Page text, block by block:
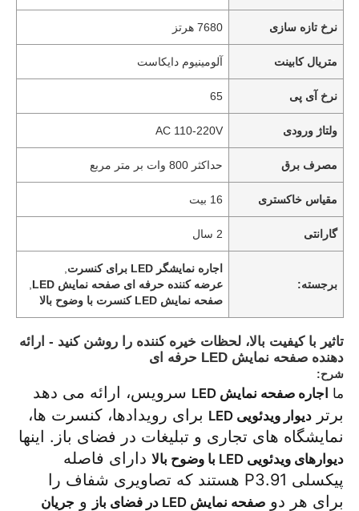
نرخ تازه سازی 7680 هرتز
متریال کابینت آلومینیوم دایکاست
نرخ آی پی 65
ولتاژ ورودی AC 110-220V
مصرف برق حداکثر 800 وات بر متر مربع
مقیاس خاکستری 16 بیت
گارانتی 2 سال
برجسته:
اجاره نمایشگر LED برای کنسرت
عرضه کننده حرفه ای صفحه نمایش LED
صفحه نمایش LED کنسرت با وضوح بالا
تاثیر با کیفیت بالا، لحظات خیره کننده را روشن کنید - ارائه
دهنده صفحه نمایش LED حرفه ای
شرح:
ما اجاره صفحه نمایش LED
سرویس، ارائه می دهد
برتردیوار ویدئویی LED
برای رویدادها، کنسرت ها،
نمایشگاه های تجاری و تبلیغات در فضای باز. اینها
دیوارهای ویدئویی LED با وضوح بالا
دارای فاصله
پیکسلی P3.91 هستند که تصاویری شفاف را
برای هر دوصفحه نمایش LED در فضای باز و جریان